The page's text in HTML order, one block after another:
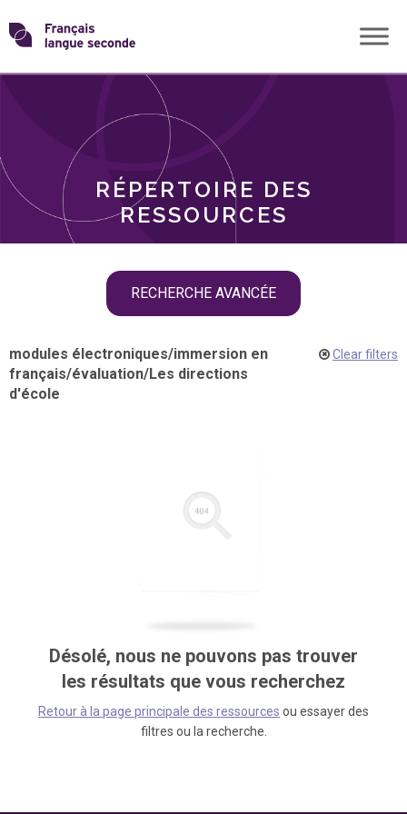
Skip
toTransformons
langue
RÉPERTOIRE DES
RESSOURCES
RECHERCHE AVANCÉE
THÈMES
modules électroniques/immersion en
français/évaluation/Les directions
d'école
Clear filters
Désolé, nous ne pouvons pas trouver
les résultats que vous recherchez
Retour à la page principale des ressources ou essayer des
filtres ou la recherche.